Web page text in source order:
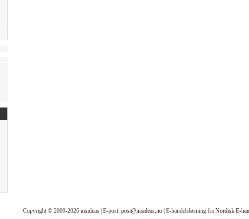
Copyright © 2009-2026 insideas | E-post: post@insideas.no | E-handelsløsning fra Nordisk E-